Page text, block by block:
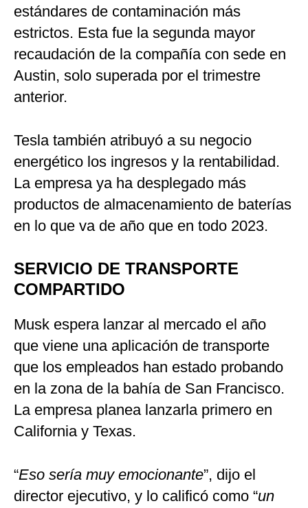
estándares de contaminación más
estrictos. Esta fue la segunda mayor
recaudación de la compañía con sede en
Austin, solo superada por el trimestre
anterior.
Tesla también atribuyó a su negocio
energético los ingresos y la rentabilidad.
La empresa ya ha desplegado más
productos de almacenamiento de baterías
en lo que va de año que en todo 2023.
SERVICIO DE TRANSPORTE
COMPARTIDO
Musk espera lanzar al mercado el año
que viene una aplicación de transporte
que los empleados han estado probando
en la zona de la bahía de San Francisco.
La empresa planea lanzarla primero en
California y Texas.
“Eso sería muy emocionante”, dijo el
director ejecutivo, y lo calificó como “un